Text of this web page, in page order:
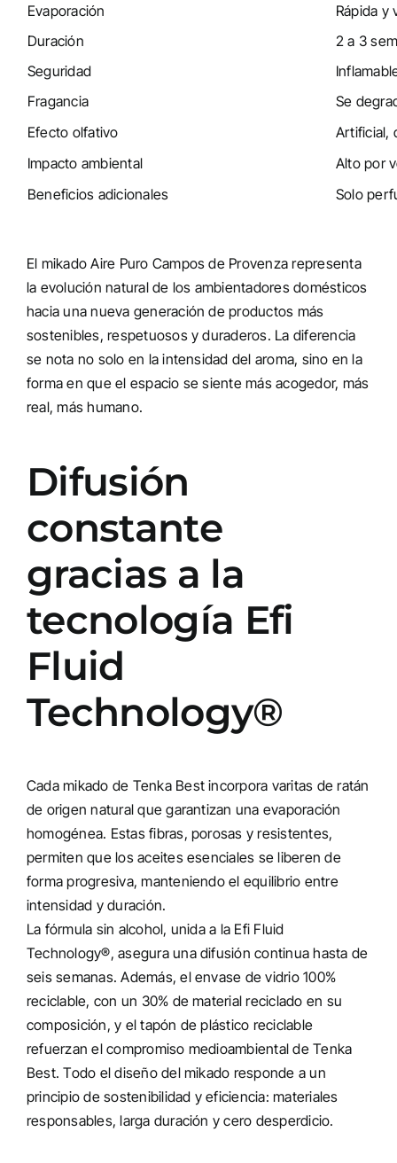
Evaporación
Rápida y
Duración
2 a 3
Seguridad
Fragancia
Se
Efecto olfativo
Artificial,
Impacto ambiental
Alto por
Beneficios adicionales
Solo
El mikado Aire Puro Campos de Provenza representa
la evolución natural de los ambientadores domésticos
hacia una nueva generación de productos más
sostenibles, respetuosos y duraderos. La diferencia
se nota no solo en la intensidad del aroma, sino en la
forma en que el espacio se siente más acogedor, más
real, más humano.
Difusión
constante
gracias a la
tecnología Efi
Fluid
Technology®
Cada mikado de Tenka Best incorpora varitas de ratán
de origen natural que garantizan una evaporación
homogénea. Estas fibras, porosas y resistentes,
permiten que los aceites esenciales se liberen de
forma progresiva, manteniendo el equilibrio entre
intensidad y duración.
La fórmula sin alcohol, unida a la Efi Fluid
Technology®, asegura una difusión continua hasta de
seis semanas. Además, el envase de vidrio 100%
reciclable, con un 30% de material reciclado en su
composición, y el tapón de plástico reciclable
refuerzan el compromiso medioambiental de Tenka
Best. Todo el diseño del mikado responde a un
principio de sostenibilidad y eficiencia: materiales
responsables, larga duración y cero desperdicio.